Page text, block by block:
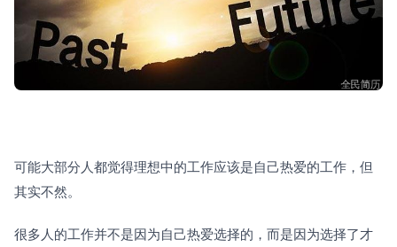
可能大部分人都觉得理想中的工作应该是自己热爱的工作，但
其实不然。
很多人的工作并不是因为自己热爱选择的，而是因为选择了才